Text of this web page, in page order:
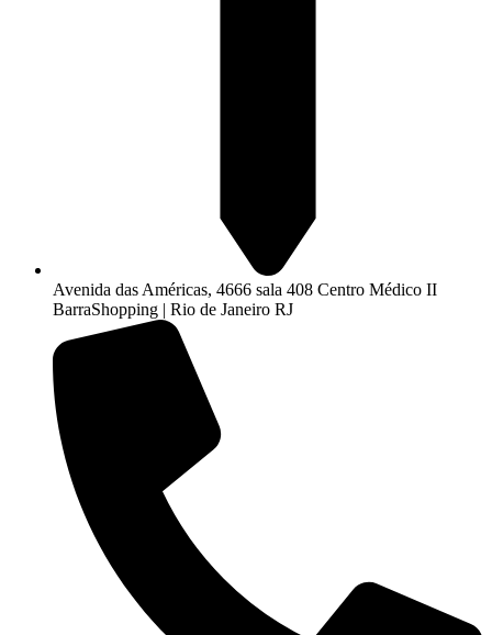
Avenida das Américas, 4666 sala 408 Centro Médico II
BarraShopping | Rio de Janeiro RJ